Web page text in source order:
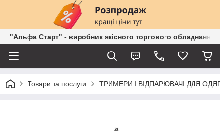
"Альфа Старт" - виробник якісного торгового обладнання
Товари та послуги ТРИМЕРИ І ВІДПАРЮВАЧІ ДЛЯ